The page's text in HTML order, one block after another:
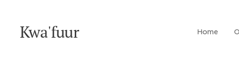
Kwa'fuur Home